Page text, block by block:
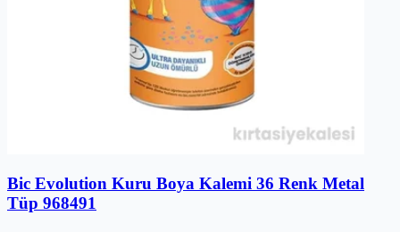
Bic Evolution Kuru Boya Kalemi 36 Renk Metal
Tüp 968491